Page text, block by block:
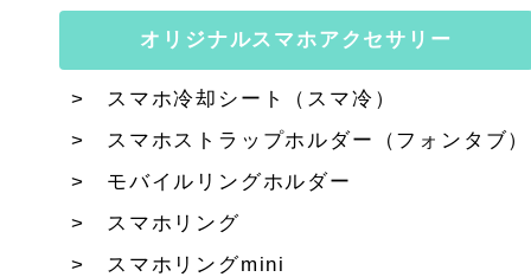
オリジナルスマホアクセサリー
スマホ冷却シート（スマ冷）
スマホストラップホルダー（フォンタブ）
モバイルリングホルダー
スマホリング
スマホリングmini